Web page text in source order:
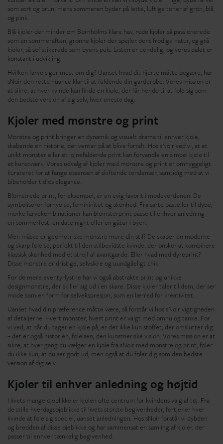
som sort og brun, mens sommeren byder på lette, luftige toner af grøn, blå
og pink.
Blå kjoler der minder om Bornholms klare hav, røde kjoler så passionerede
som en sommeraften, grønne kjoler der spejler øens frodige natur, og grå
kjoler, så sofistikerede som byens puls. Listen er uendelig, og vores palet er
konstant i udvikling.
Hvilken farve siger mest om dig? Uanset hvad dit hjerte måtte begære, har
sNoir den rette nuance klar til at fuldende din garderobe. Vores mission er
at sikre, at hver kvinde kan finde en kjole, der får hende til at føle sig som
den bedste version af sig selv, hver eneste dag.
Kjoler med mønstre og print
Mønstre og print bringer en dynamik og visuelt drama til enhver kjole,
skabende en historie, der venter på at blive fortalt. Hos sNoir ved vi, at et
unikt mønster eller et iøjnefaldende print kan forvandle en simpel kjole til
et kunstværk. Vores udvalg af kjoler med mønstre og print er omhyggeligt
kurateret for at fange essensen af skiftende tendenser, samtidig med at vi
bibeholder tidløs elegance.
Blomstrede print, for eksempel, er en evig favorit i modeverdenen. De
symboliserer fornyelse, femininitet og skønhed. Fra sarte pasteller til dybe,
mørke farvekombinationer kan blomsterprint passe til enhver anledning –
en sommerfest, en date night eller en gåtur i byen.
Men måske er geometriske mønstre mere din stil? De skaber en moderne
og skarp følelse, perfekt til den stilbevidste kvinde, der ønsker at kombinere
klassisk skønhed med et strejf af avantgarde. Eller hvad med dyreprint?
Disse mønstre er dristige, selvsikre og uundgåeligt chik.
For de mere eventyrlystne har vi også abstrakte print og unikke
designmønstre, der skiller sig ud i en skare. Disse kjoler taler til dem, der ser
mode som en form for selvekspresjon, som en lærred for kreativitet.
Uanset hvad din præference måtte være, så forstår vi hos sNoir vigtigheden
af detaljerne. Hvert mønster, hvert print er valgt med omhu og tanke. For
vi ved, at når du tager en kjole på, er det ikke kun stoffet, der omslutter dig
– det er også historien, følelsen, den kunstneriske vision. Vores mission er at
sikre, at hver gang du vælger en kjole fra sNoir med mønstre og print, føler
du ikke kun, at du ser godt ud, men også at du føler dig som den bedste
version af dig selv.
Kjoler til enhver anledning og højtid
I livets mange øjeblikke er kjolen ofte centrum for kvindens valg af tøj. Fra
de stille hverdagsøjeblikke til livets største begivenheder, fortjener hver
kvinde at føle sig speciel, uanset anledningen. Hos sNoir forstår vi dybden
og bredden af disse øjeblikke og har sammensat en samling af kjoler, der
passer til enhver tænkelig begivenhed.